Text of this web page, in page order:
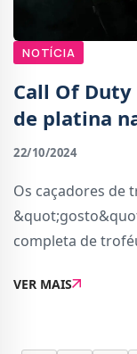
NOTÍCIA
Call Of
de platina
22/10/2024
Os caçadores de
completa de
de platina
VER MAIS